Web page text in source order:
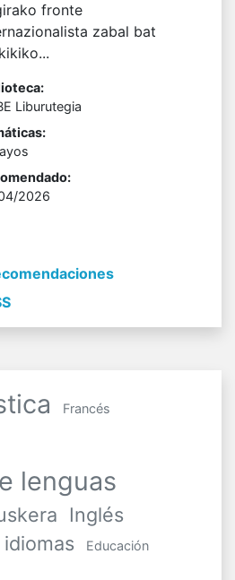
fronte
zabal bat
Liburutegia
2026
Francés
lenguas
Inglés
Educación